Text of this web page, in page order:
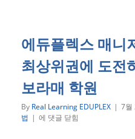
에듀플렉스 매니
최상위권에 도전
보라매 학원
By Real Learning EDUPLEX | 7월
법 | 에
에 댓글 닫힘